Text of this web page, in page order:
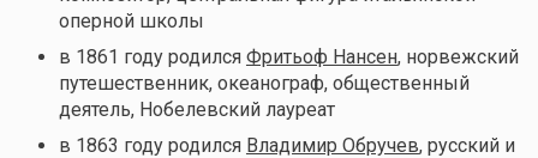
оперной школы
в 1861 году родился Фритьоф Нансен, норвежский
путешественник, океанограф, общественный
деятель, Нобелевский лауреат
в 1863 году родился Владимир Обручев, русский и